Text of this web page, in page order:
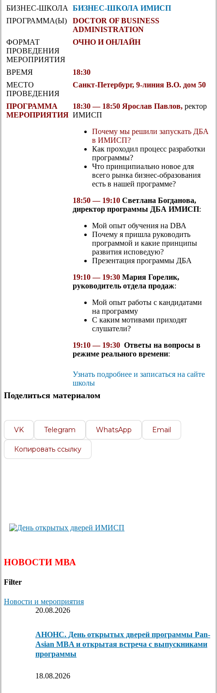
БИЗНЕС-ШКОЛА
БИЗНЕС-ШКОЛА ИМИСП
ПРОГРАММА(Ы)
DOCTOR OF BUSINESS
ADMINISTRATION
ФОРМАТ
ПРОВЕДЕНИЯ
МЕРОПРИЯТИЯ
ОЧНО И ОНЛАЙН
ВРЕМЯ
18:30
МЕСТО
ПРОВЕДЕНИЯ
Санкт-Петербург, 9-линия В.О. дом 50
ПРОГРАММА
МЕРОПРИЯТИЯ
18:30 — 18:50 Ярослав Павлов, ректор
ИМИСП
Почему мы решили запускать ДБА
в ИМИСП?
Как проходил процесс разработки
программы?
Что принципиально новое для
всего рынка бизнес-образования
есть в нашей программе?
18:50 — 19:10 Светлана Богданова,
директор программы ДБА ИМИСП:
Мой опыт обучения на DВА
Почему я пришла руководить
программой и какие принципы
развития исповедую?
Презентация программы ДБА
19:10 — 19:30 Мария Горелик,
руководитель отдела продаж:
Мой опыт работы с кандидатами
на программу
С каким мотивами приходят
слушатели?
19:10 — 19:30 Ответы на вопросы в
режиме реального времени:
Узнать подробнее и записаться на сайте
школы
Поделиться материалом
VK Telegram WhatsApp Email
Копировать ссылку
НОВОСТИ МВА
Filter
Новости и мероприятия
20.08.2026
АНОНС. День открытых дверей программы Pan-
Asian MBA и открытая встреча с выпускниками
программы
18.08.2026